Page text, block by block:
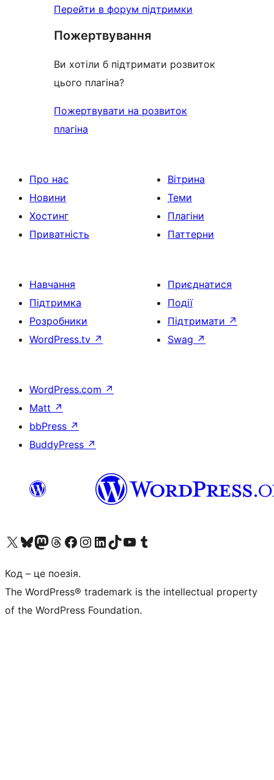
Перейти в форум підтримки
Пожертвування
Ви хотіли б підтримати розвиток
цього плагіна?
Пожертвувати на розвиток
плагіна
Про нас
Новини
Хостинг
Приватність
Вітрина
Теми
Плагіни
Паттерни
Навчання
Підтримка
Розробники
WordPress.tv ↗
Приєднатися
Події
Підтримати ↗
Swag ↗
WordPress.com ↗
Matt ↗
bbPress ↗
BuddyPress ↗
Visit our X (formerly Twitter) account
Visit our Bluesky account
Завітайте до нашої стрічки в Mastodon
Visit our Threads account
Завітайте на нашу сторінку в Facebook
Visit our Instagram account
Visit our LinkedIn account
Visit our TikTok account
Visit our YouTube channel
Visit our Tumblr account
Код – це поезія.
The WordPress® trademark is the intellectual property
of the WordPress Foundation.